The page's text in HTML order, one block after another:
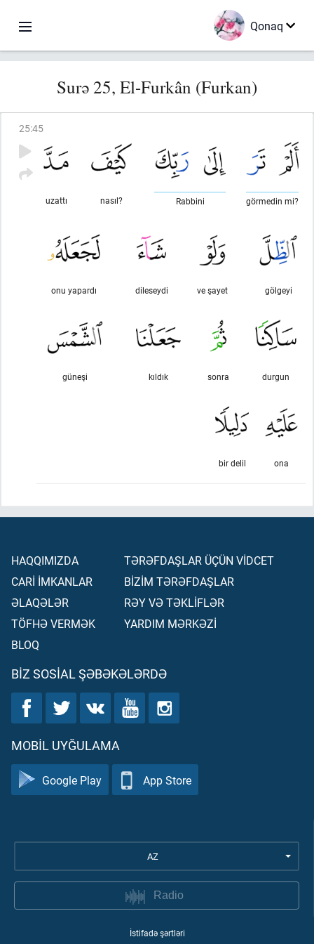
Qonaq
Surə 25, El-Furkân (Furkan)
25:45
görmedin mi?
Rabbini
nasıl?
uzattı
gölgeyi
ve şayet
dileseydi
onu yapardı
durgun
sonra
kıldık
güneşi
ona
bir delil
HAQQIMIZDA
CARİ İMKANLAR
ƏLAQƏLƏR
TÖFHƏ VERMƏK
BLOQ
TƏRƏFDAŞLAR ÜÇÜN VİDCET
BİZİM TƏRƏFDAŞLAR
RƏY VƏ TƏKLİFLƏR
YARDIM MƏRKƏZİ
BIZ SOSIAL ŞƏBƏKƏLƏRDƏ
MOBIL UYĞULAMA
Google Play App Store
AZ
Radio
İstifadə şərtləri